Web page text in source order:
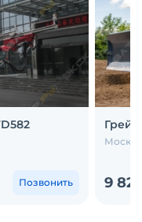
Позвонить 9